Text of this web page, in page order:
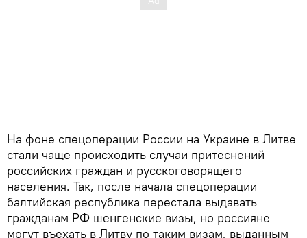
На фоне спецоперации России на Украине в Литве
стали чаще происходить случаи притеснений
российских граждан и русскоговорящего
населения. Так, после начала спецоперации
балтийская республика перестала выдавать
гражданам РФ шенгенские визы, но россияне
могут въехать в Литву по таким визам, выданным